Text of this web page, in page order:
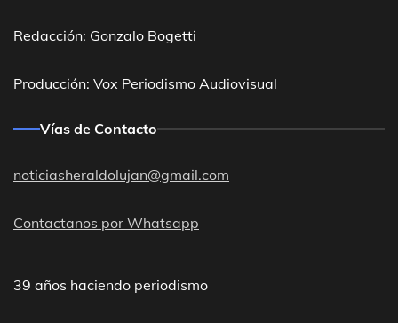
Redacción: Gonzalo Bogetti
Producción: Vox Periodismo Audiovisual
Vías de Contacto
noticiasheraldolujan@gmail.com
Contactanos por Whatsapp
39 años haciendo periodismo